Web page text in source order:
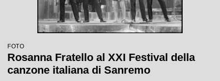
FOTO
Rosanna Fratello al XXI Festival della
canzone italiana di Sanremo